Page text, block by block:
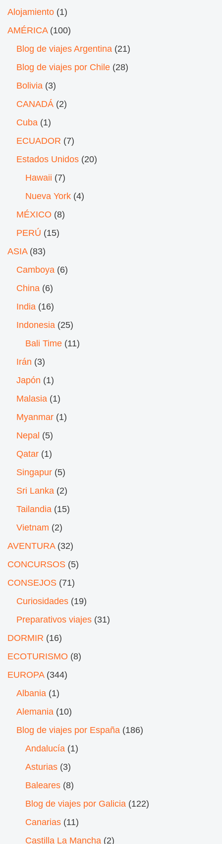
Alojamiento (1)
AMÉRICA(100)
Blog de viajes Argentina (21)
Blog de viajes por Chile (28)
Bolivia (3)
CANADÁ (2)
Cuba (1)
ECUADOR (7)
Estados Unidos (20)
Hawaii (7)
Nueva York (4)
MÉXICO (8)
PERÚ (15)
ASIA(83)
Camboya (6)
China (6)
India (16)
Indonesia (25)
Bali Time (11)
Irán (3)
Japón (1)
Malasia (1)
Myanmar (1)
Nepal (5)
Qatar (1)
Singapur (5)
Sri Lanka (2)
Tailandia (15)
Vietnam (2)
AVENTURA(32)
CONCURSOS (5)
CONSEJOS (71)
Curiosidades (19)
Preparativos viajes (31)
DORMIR (16)
ECOTURISMO (8)
EUROPA(344)
Albania (1)
Alemania (10)
Blog de viajes por España (186)
Andalucía (1)
Asturias (3)
Baleares (8)
Blog de viajes por Galicia (122)
Canarias (11)
Castilla La Mancha (2)